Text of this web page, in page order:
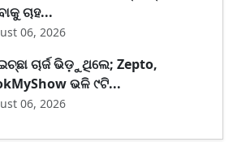
ଚାହ...
06, 2026
ଚାର୍ଜ ଭିଡ଼ୁଥିଲେ; Zepto,
ଭଳି ୯ଟି...
06, 2026